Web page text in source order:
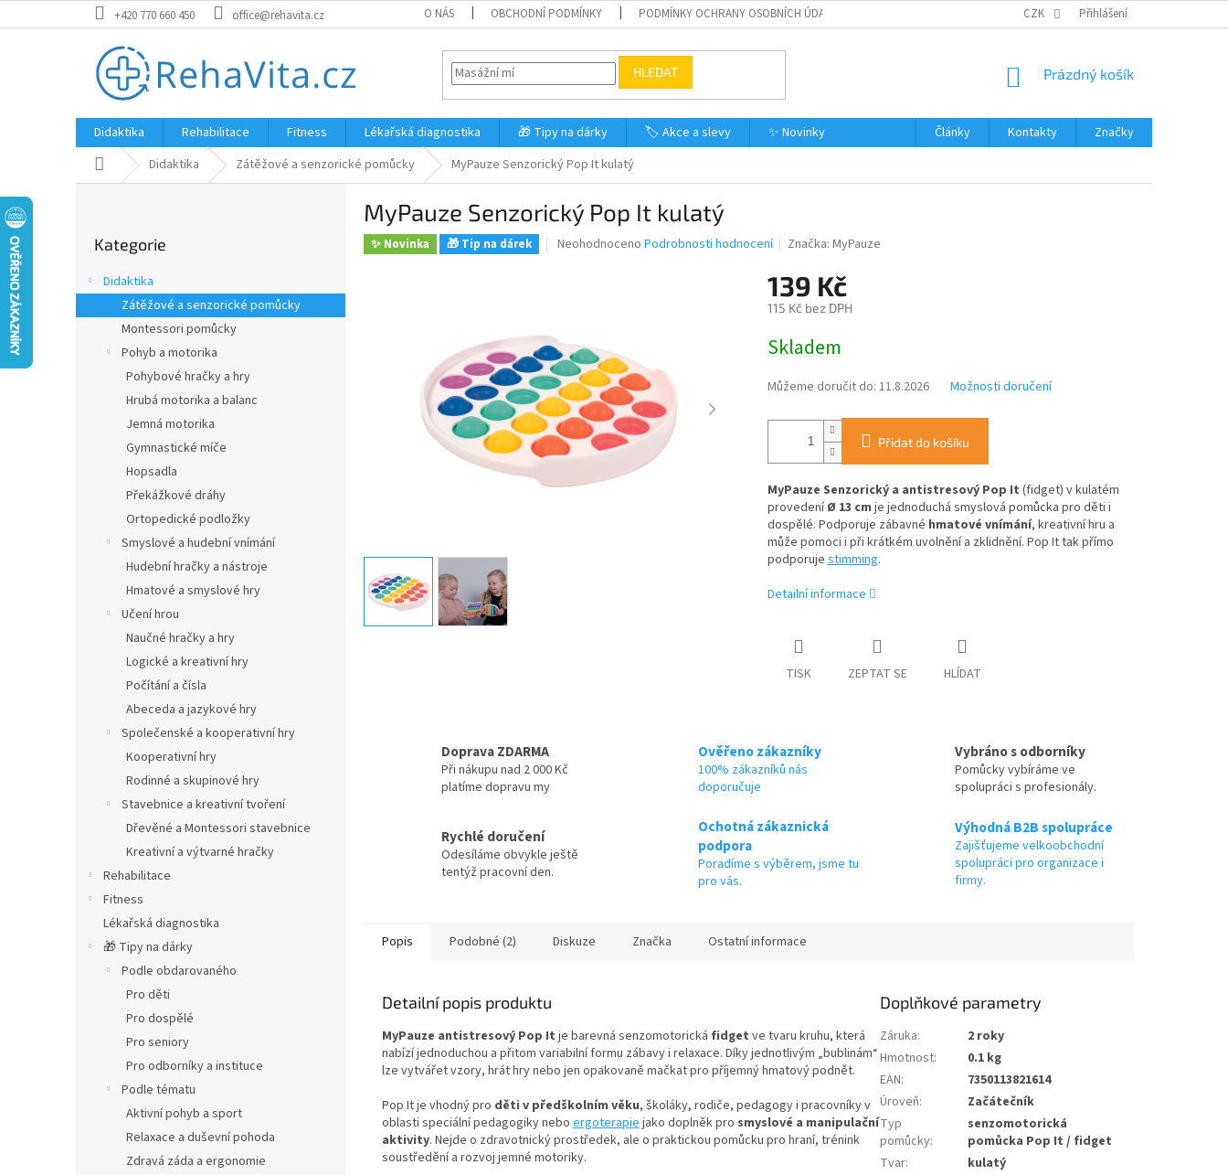
na
+420 770 660 450 office@rehavita.cz O NÁS OBCHODNÍ PODMÍNKY PODMÍNKY OCHRANY OSOBNÍCH ÚDAJŮ VRÁCENÍ ZBOŽÍ DOPRAVA A PLATBA
CZK Přihlášení
HLEDAT
NÁKUPNÍ
Prázdný košík
Didaktika Rehabilitace Fitness Lékařská diagnostika 🎁 Tipy na dárky 🏷️ Akce a slevy ✨ Novinky Články Kontakty
Značky
Domů Didaktika Zátěžové a senzorické pomůcky MyPauze Senzorický Pop It kulatý
a
n
kategorie
Kategorie
Didaktika
Zátěžové a senzorické pomůcky
Montessori pomůcky
Pohyb a motorika
Pohybové hračky a hry
Hrubá motorika a balanc
Jemná motorika
Gymnastické míče
Hopsadla
Překážkové dráhy
Ortopedické podložky
Smyslové a hudební vnímání
Hudební hračky a nástroje
Hmatové a smyslové hry
Učení hrou
Naučné hračky a hry
Logické a kreativní hry
Počítání a čísla
Abeceda a jazykové hry
Společenské a kooperativní hry
Kooperativní hry
Rodinné a skupinové hry
Stavebnice a kreativní tvoření
Dřevěné a Montessori stavebnice
Kreativní a výtvarné hračky
Rehabilitace
Fitness
Lékařská diagnostika
🎁 Tipy na dárky
Podle obdarovaného
Pro děti
Pro dospělé
Pro seniory
Pro odborníky a instituce
Podle tématu
Aktivní pohyb a sport
Relaxace a duševní pohoda
Zdravá záda a ergonomie
MyPauze Senzorický Pop It kulatý
✨ Novinka 🎁 Tip na dárek
Průměrné
5
hvězdiček.
Neohodnoceno Podrobnosti hodnocení Značka:MyPauze
139 Kč
115 Kč bez DPH
cena:
Skladem
Můžeme doručit do: 11.8.2026 Možnosti doručení
Přidat do košíku
MyPauze Senzorický a antistresový Pop It (fidget) v kulatém
provedeníØ 13 cm je jednoduchá smyslová pomůcka pro děti i
dospělé. Podporuje zábavné hmatové vnímání, kreativní hru a
může pomoci i při krátkém uvolnění a zklidnění. Pop It tak přímo
podporujestimming.
Detailní informace
TISK ZEPTAT SE HLÍDAT
Doprava ZDARMA
Při nákupu nad 2 000 Kč
platíme dopravu my
Ověřeno zákazníky
100% zákazníků nás
doporučuje
Vybráno s odborníky
Pomůcky vybíráme ve
spolupráci s profesionály.
Rychlé doručení
Odesíláme obvykle ještě
tentýž pracovní den.
Ochotná zákaznická
podpora
Poradíme s výběrem, jsme tu
pro vás.
Výhodná B2B spolupráce
Zajišťujeme velkoobchodní
spolupráci pro organizace i
firmy.
Popis Podobné (2) Diskuze Značka Ostatní informace
Detailní popis produktu
MyPauze antistresový Pop It je barevná senzomotorická fidget ve tvaru kruhu, která
nabízí jednoduchou a přitom variabilní formu zábavy i relaxace. Díky jednotlivým „bublinám“
lze vytvářet vzory, hrát hry nebo jen opakovaně mačkat pro příjemný hmatový podnět.
Pop It je vhodný pro děti v předškolním věku, školáky, rodiče, pedagogy i pracovníky v
oblasti speciální pedagogiky nebo ergoterapiejako doplněk pro smyslové a manipulační
aktivity. Nejde o zdravotnický prostředek, ale o praktickou pomůcku pro hraní, trénink
soustředění a rozvoj jemné motoriky.
Doplňkové parametry
Záruka:
2 roky
Hmotnost:
0.1 kg
EAN:
7350113821614
Úroveň:
Začátečník
Typ
pomůcky:
senzomotorická
pomůcka Pop It / fidget
Tvar:
kulatý